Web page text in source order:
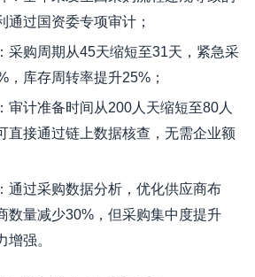
通过国资委专项审计；
采购周期从45天缩短至31天，紧急采
，库存周转率提升25%；
审计准备时间从200人天缩短至80人
直接通过链上数据核查，无需企业额
通过采购数据分析，优化供应商布
数量减少30%，但采购集中度提升
增强。